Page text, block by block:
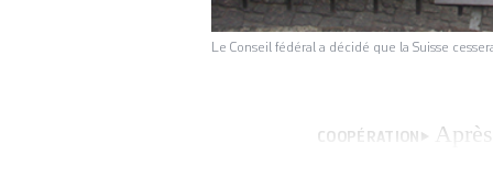
Le Conseil fédéral a décidé que la Suisse
COOPÉRATION